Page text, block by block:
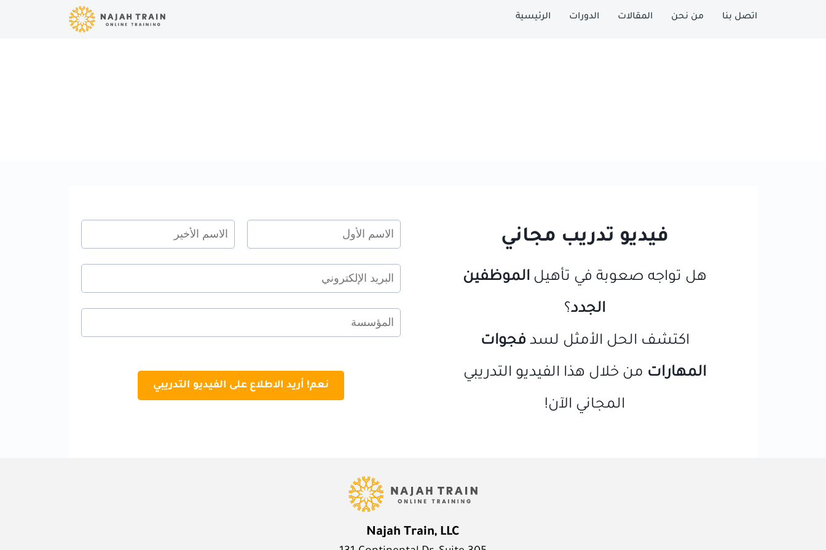
الرئيسية الدورات المقالات من نحن اتصل بنا
فيديو تدريب مجاني
هل تواجه صعوبة في تأهيل الموظفين
الجدد؟
اكتشف الحل الأمثل لسد فجوات
المهارات من خلال هذا الفيديو التدريبي
المجاني الآن!
نعم! أريد الاطلاع على الفيديو التدريبي
Najah Train, LLC